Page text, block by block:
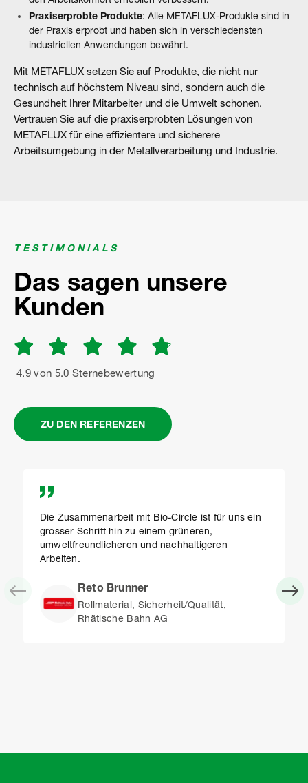
Praxiserprobte Produkte: Alle METAFLUX-Produkte sind in
der Praxis erprobt und haben sich in verschiedensten
industriellen Anwendungen bewährt.
Mit METAFLUX setzen Sie auf Produkte, die nicht nur
technisch auf höchstem Niveau sind, sondern auch die
Gesundheit Ihrer Mitarbeiter und die Umwelt schonen.
Vertrauen Sie auf die praxiserprobten Lösungen von
METAFLUX für eine effizientere und sicherere
Arbeitsumgebung in der Metallverarbeitung und Industrie.
TESTIMONIALS
Das sagen unsere
Kunden
4.9 von 5.0 Sternebewertung
ZU DEN REFERENZEN
Die Zusammenarbeit mit Bio-Circle ist für uns ein
grosser Schritt hin zu einem grüneren,
umweltfreundlicheren und nachhaltigeren
Arbeiten.
Reto Brunner
Rollmaterial, Sicherheit/Qualität,
Rhätische Bahn AG
11